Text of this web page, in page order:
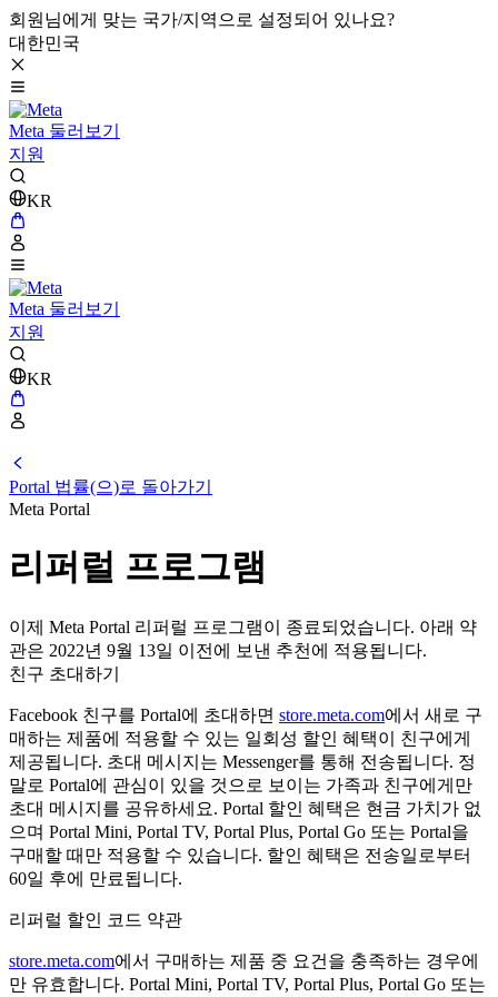
회원님에게 맞는 국가/지역으로 설정되어 있나요?
대한민국
Meta 둘러보기
지원
KR
Meta 둘러보기
지원
KR
Portal 법률(으)로 돌아가기
Meta Portal
리퍼럴 프로그램
이제 Meta Portal 리퍼럴 프로그램이 종료되었습니다. 아래 약
관은 2022년 9월 13일 이전에 보낸 추천에 적용됩니다.
친구 초대하기
Facebook 친구를 Portal에 초대하면 store.meta.com에서 새로 구
매하는 제품에 적용할 수 있는 일회성 할인 혜택이 친구에게
제공됩니다. 초대 메시지는 Messenger를 통해 전송됩니다. 정
말로 Portal에 관심이 있을 것으로 보이는 가족과 친구에게만
초대 메시지를 공유하세요. Portal 할인 혜택은 현금 가치가 없
으며 Portal Mini, Portal TV, Portal Plus, Portal Go 또는 Portal을
구매할 때만 적용할 수 있습니다. 할인 혜택은 전송일로부터
60일 후에 만료됩니다.
리퍼럴 할인 코드 약관
store.meta.com에서 구매하는 제품 중 요건을 충족하는 경우에
만 유효합니다. Portal Mini, Portal TV, Portal Plus, Portal Go 또는